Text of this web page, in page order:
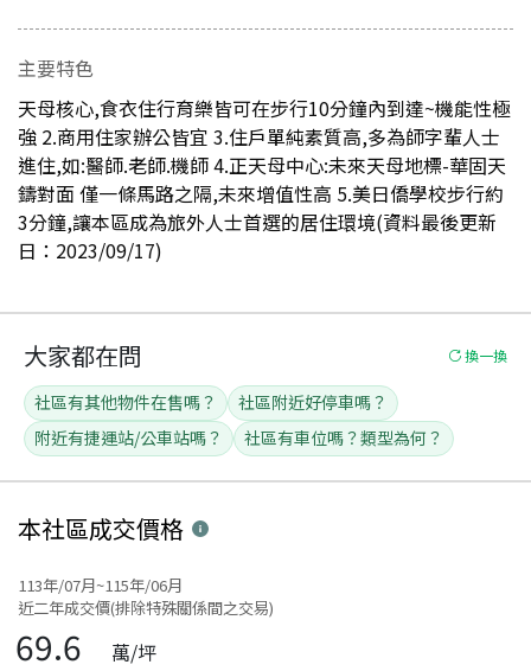
主要特色
天母核心,食衣住行育樂皆可在步行10分鐘內到達~機能性極
強 2.商用住家辦公皆宜 3.住戶單純素質高,多為師字輩人士
進住,如:醫師.老師.機師 4.正天母中心:未來天母地標-華固天
鑄對面 僅一條馬路之隔,未來增值性高 5.美日僑學校步行約
3分鐘,讓本區成為旅外人士首選的居住環境(資料最後更新
日：2023/09/17)
大家都在問 換一換
社區有其他物件在售嗎？
社區附近好停車嗎？
附近有捷運站/公車站嗎？
社區有車位嗎？類型為何？
本社區成交價格
113年/07月~115年/06月
近二年成交價(排除特殊關係間之交易)
69.6 萬/坪